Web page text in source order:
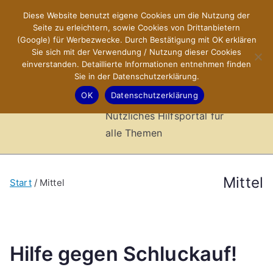
springen
X-Sites.de
–
Hilfsportal
Nützliches Hilfsportal für
alle Themen
Mittel
Start Mittel
Hilfe gegen Schluckauf!
Diese Website benutzt eigene Cookies um die Nutzung der
Seite zu erleichtern, sowie Cookies von Drittanbietern
(Google) für Werbezwecke. Durch Bestätigung mit OK erklären
Sie sich mit der Verwendung / Nutzung dieser Cookies
einverstanden. Detaillierte Informationen entnehmen finden
Sie in der Datenschutzerklärung.
OK
Datenschutzerklärung